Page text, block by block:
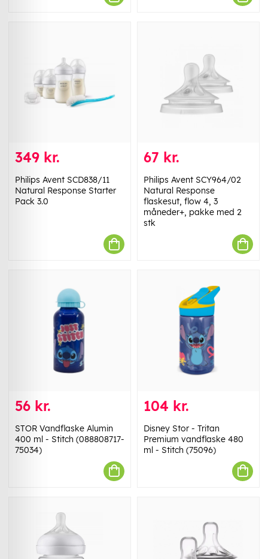
349 kr.
Philips Avent SCD838/11
Natural Response Starter
Pack 3.0
67 kr.
Philips Avent SCY964/02
Natural Response
flaskesut, flow 4, 3
måneder+, pakke med 2
stk
56 kr.
STOR Vandflaske Alumin
400 ml - Stitch (088808717-
75034)
104 kr.
Disney Stor - Tritan
Premium vandflaske 480
ml - Stitch (75096)